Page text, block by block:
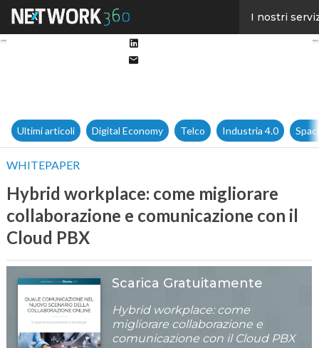
I nostri
Ultimi articoli Digital Economy Telco Industria 4.0
WHITEPAPER
Hybrid workplace: come migliorare
collaborazione e comunicazione con il
Cloud PBX
Scarica Gratuitamente
Hybrid workplace: come
migliorare collaborazione e
comunicazione con il Cloud PBX